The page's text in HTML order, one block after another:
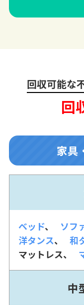
回収可能な
回
家具
ベッド ソフ
洋タンス
和
マットレス
中